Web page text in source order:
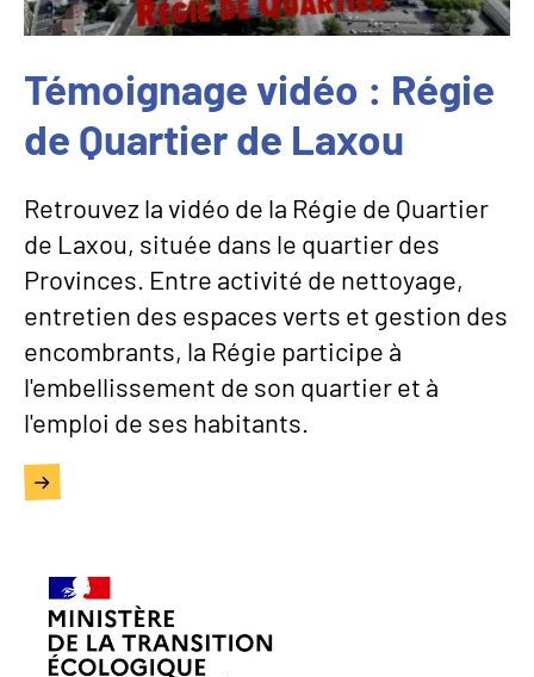
Témoignage vidéo : Régie
de Quartier de Laxou
Retrouvez la vidéo de la Régie de Quartier
de Laxou, située dans le quartier des
Provinces. Entre activité de nettoyage,
entretien des espaces verts et gestion des
encombrants, la Régie participe à
l'embellissement de son quartier et à
l'emploi de ses habitants.